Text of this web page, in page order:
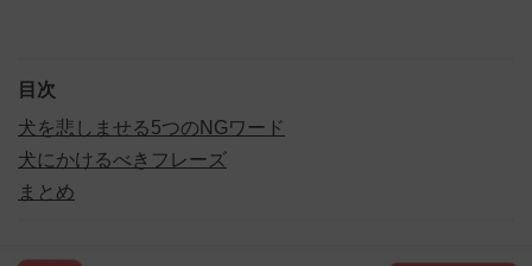
目次
犬を悲しませる5つのNGワード
犬にかけるべきフレーズ
まとめ